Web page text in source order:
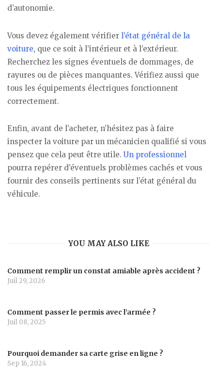
d’autonomie.
Vous devez également vérifier l’état général de la
voiture, que ce soit à l’intérieur et à l’extérieur.
Recherchez les signes éventuels de dommages, de
rayures ou de pièces manquantes. Vérifiez aussi que
tous les équipements électriques fonctionnent
correctement.
Enfin, avant de l’acheter, n’hésitez pas à faire
inspecter la voiture par un mécanicien qualifié si vous
pensez que cela peut être utile. Un professionnel
pourra repérer d’éventuels problèmes cachés et vous
fournir des conseils pertinents sur l’état général du
véhicule.
YOU MAY ALSO LIKE
Comment remplir un constat amiable après accident ?
Juil 29, 2026
Comment passer le permis avec l’armée ?
Juil 08, 2025
Pourquoi demander sa carte grise en ligne ?
Sep 16, 2024